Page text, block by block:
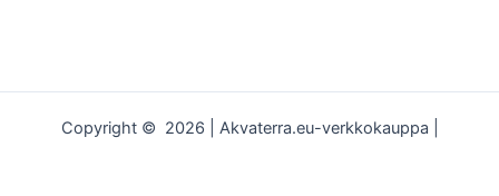
Copyright © 2026 | Akvaterra.eu-verkkokauppa |